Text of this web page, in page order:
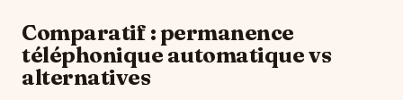
Comparatif : permanence
téléphonique automatique vs
alternatives